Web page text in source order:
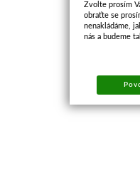
Zvolte prosím
obraťte se
nenakládáme,
nás a budeme